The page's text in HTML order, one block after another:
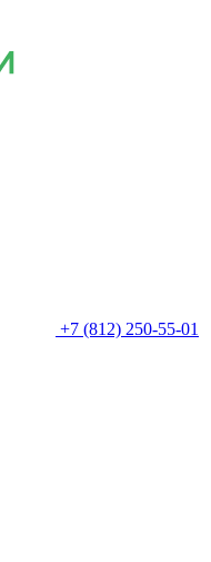
+7 (812) 250-55-01